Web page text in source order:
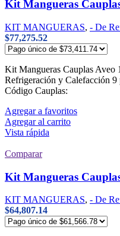
Kit Mangueras
KIT MANGUERAS, - De
$77,275.52
Kit Mangueras Cauplas Aveo
Refrigeración y Calefacción 9
Código Cauplas:
Agregar a favoritos
Agregar al carrito
Vista rápida
Comparar
Kit Mangueras
KIT MANGUERAS, - De
$64,807.14